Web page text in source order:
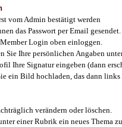
vom Admin bestätigt werden
das Passwort per Email gesendet.
Login oben einloggen.
Sie Ihre persönlichen Angaben
Ihre Signatur eingeben (dann
ein Bild hochladen, das dann
verändern oder löschen.
einer Rubrik ein neues Thema